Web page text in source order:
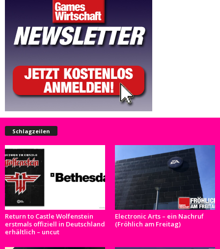
Schlagzeilen
Return to Castle Wolfenstein
erstmals offiziell in Deutschland
erhältlich – uncut
Electronic Arts – ein Nachruf
(Fröhlich am Freitag)